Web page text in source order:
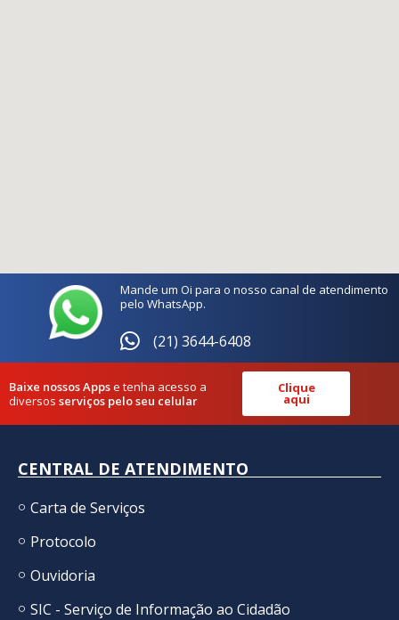
Mande um Oi para o nosso canal de atendimento
pelo WhatsApp.
(21) 3644-6408
Baixe nossos Appse tenha acesso a
diversos serviços pelo seu celular
Clique
aqui
CENTRAL DE ATENDIMENTO
Carta de Serviços
Protocolo
Ouvidoria
SIC - Serviço de Informação ao Cidadão